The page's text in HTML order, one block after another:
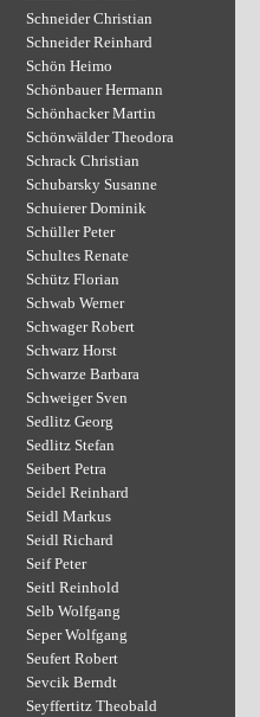
Schneider Christian
Schneider Reinhard
Schön Heimo
Schönbauer Hermann
Schönhacker Martin
Schönwälder Theodora
Schrack Christian
Schubarsky Susanne
Schuierer Dominik
Schüller Peter
Schultes Renate
Schütz Florian
Schwab Werner
Schwager Robert
Schwarz Horst
Schwarze Barbara
Schweiger Sven
Sedlitz Georg
Sedlitz Stefan
Seibert Petra
Seidel Reinhard
Seidl Markus
Seidl Richard
Seif Peter
Seitl Reinhold
Selb Wolfgang
Seper Wolfgang
Seufert Robert
Sevcik Berndt
Seyffertitz Theobald